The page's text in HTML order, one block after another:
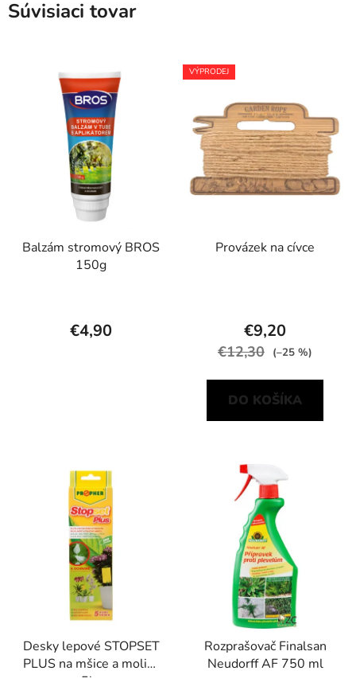
Súvisiaci tovar
Balzám stromový BROS
150g
€4,90
VÝPRODEJ
Provázek na cívce
€9,20
€12,30 (–25 %)
DO KOŠÍKA
Desky lepové STOPSET
PLUS na mšice a molice
5ks
Rozprašovač Finalsan
Neudorff AF 750 ml